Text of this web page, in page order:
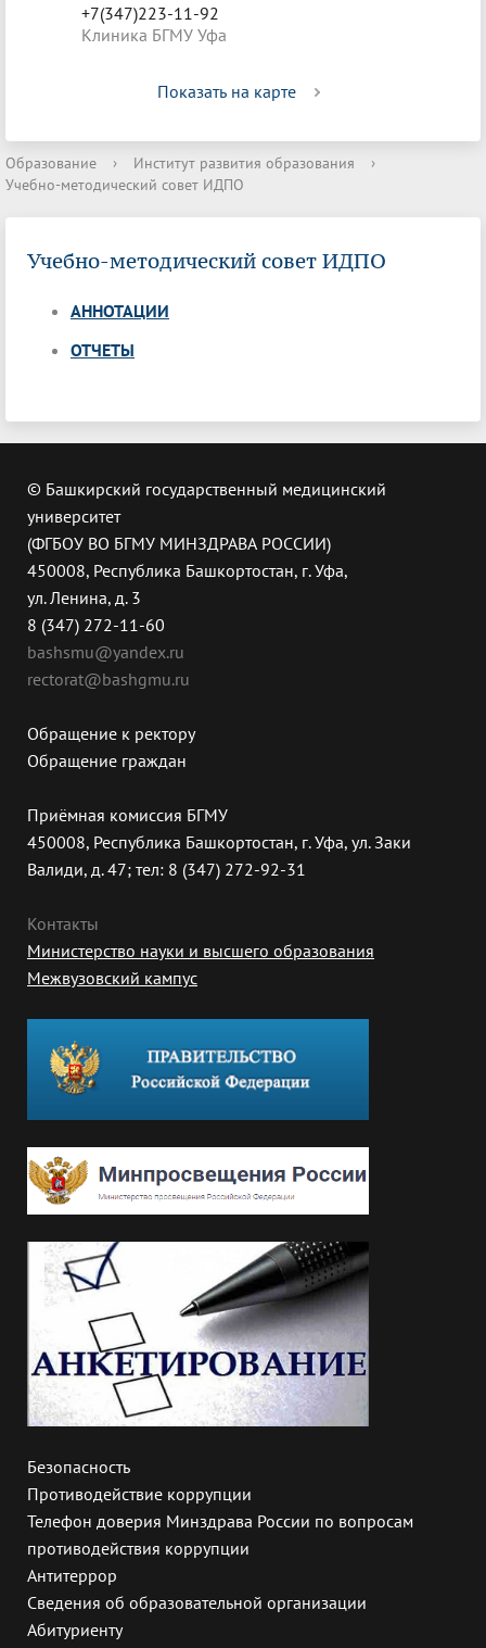
+7(347)223-11-92
Клиника БГМУ Уфа
Показать на карте
Образование › Институт развития образования
›
Учебно-методический совет ИДПО
Учебно-методический совет ИДПО
АННОТАЦИИ
ОТЧЕТЫ
© Башкирский государственный медицинский
университет
(ФГБОУ ВО БГМУ МИНЗДРАВА РОССИИ)
450008, Республика Башкортостан, г. Уфа,
ул. Ленина, д. 3
8 (347) 272-11-60
bashsmu@yandex.ru
rectorat@bashgmu.ru
Обращение к ректору
Обращение граждан
Приёмная комиссия БГМУ
450008, Республика Башкортостан, г. Уфа, ул. Заки
Валиди, д. 47; тел: 8 (347) 272-92-31
Контакты
Министерство науки и высшего образования
Межвузовский кампус
Безопасность
Противодействие коррупции
Телефон доверия Минздрава России по вопросам
противодействия коррупции
Антитеррор
Сведения об образовательной организации
Абитуриенту